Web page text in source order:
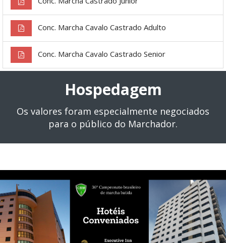
Conc. Marcha Cavalo Castrado Adulto
Conc. Marcha Cavalo Castrado Senior
Hospedagem
Os valores foram especialmente negociados
para o público do Marchador.